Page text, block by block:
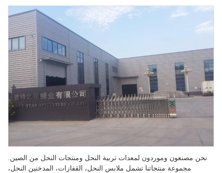
نحن مصنعون وموردون لمعدات تربية النحل ومنتجات النحل من الصين.
مجموعة منتجاتنا تشمل ملابس النحل، القفازات، المدخنين النحل،